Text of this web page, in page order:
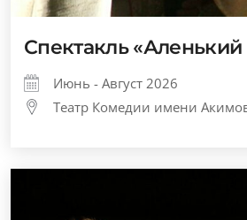
Спектакль «Аленький
Июнь - Август 2026
Театр Комедии имени